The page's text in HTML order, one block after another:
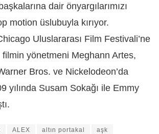
dair önyargılarımızı
motion üslubuyla kırıyor.
Uluslararası Film Festivali’ne
yönetmeni Meghann Artes,
Bros. ve Nickelodeon’da
yılında Susam Sokağı ile Emmy
ALEX altın portakal aşk